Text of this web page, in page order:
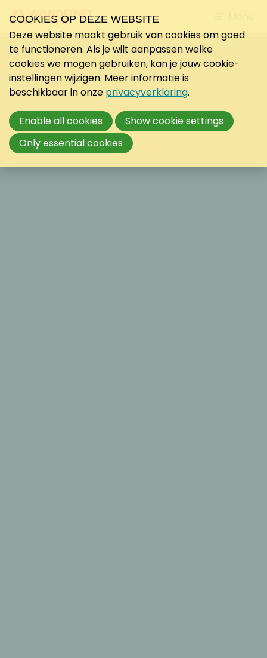
to
COOKIES OP DEZE WEBSITE
Deze website maakt gebruik van cookies om goed
te functioneren. Als je wilt aanpassen welke
cookies we mogen gebruiken, kan je jouw cookie-
instellingen wijzigen. Meer informatie is
beschikbaar in onze privacyverklaring.
Enable all cookies
Show cookie settings
Only essential cookies